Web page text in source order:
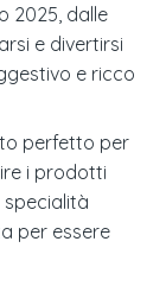
2025, dalle
e divertirsi
e ricco
perfetto per
i prodotti
specialità
per essere